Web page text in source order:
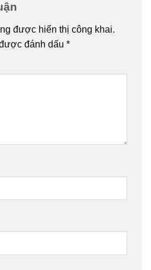
được hiển thị công khai.
đánh dấu *